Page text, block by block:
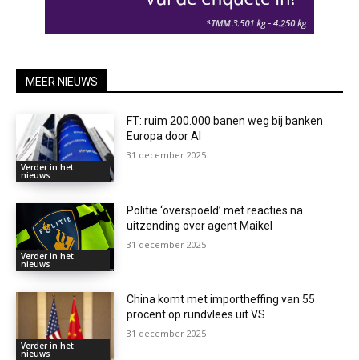
MEER NIEUWS
Verder in het
nieuws
FT: ruim 200.000 banen weg bij banken
Europa door AI
31 december 2025
Verder in het
nieuws
Politie ‘overspoeld’ met reacties na
uitzending over agent Maikel
31 december 2025
Verder in het
nieuws
China komt met importheffing van 55
procent op rundvlees uit VS
31 december 2025